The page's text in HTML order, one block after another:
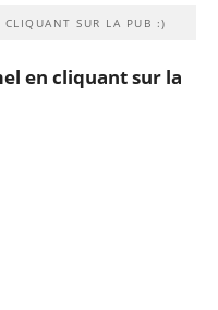
SUR LA PUB :)
en cliquant sur la